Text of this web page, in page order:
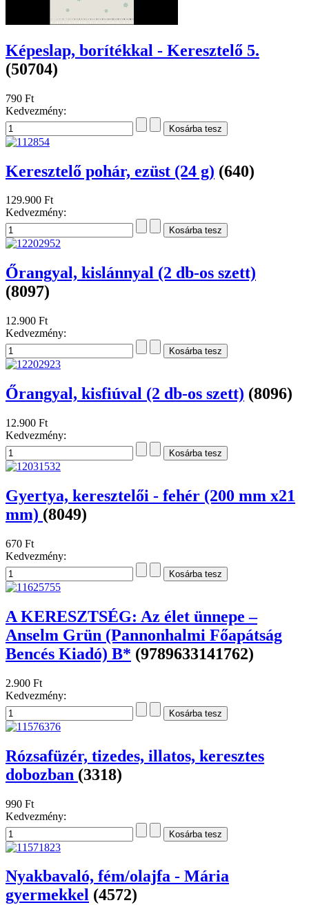
Képeslap, borítékkal - Keresztelő 5.
(50704)
790 Ft
Kedvezmény:
Keresztelő pohár, ezüst (24 g) (640)
129.900 Ft
Kedvezmény:
Őrangyal, kislánnyal (2 db-os szett)
(8097)
12.900 Ft
Kedvezmény:
Őrangyal, kisfiúval (2 db-os szett) (8096)
12.900 Ft
Kedvezmény:
Gyertya, keresztelői - fehér (200 mm x21
mm) (8049)
670 Ft
Kedvezmény:
A KERESZTSÉG: Az élet ünnepe –
Anselm Grün (Pannonhalmi Főapátság
Bencés Kiadó) B* (9789633141762)
2.900 Ft
Kedvezmény:
Rózsafüzér, tizedes, illatos, keresztes
dobozban (3318)
990 Ft
Kedvezmény:
Nyakbavaló, fém/olajfa - Mária
gyermekkel (4572)